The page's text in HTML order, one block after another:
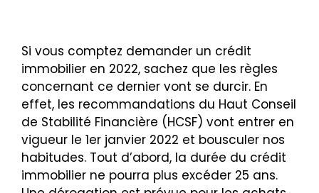
Si vous comptez demander un crédit
immobilier en 2022, sachez que les règles
concernant ce dernier vont se durcir. En
effet, les recommandations du Haut Conseil
de Stabilité Financière (HCSF) vont entrer en
vigueur le 1er janvier 2022 et bousculer nos
habitudes. Tout d’abord, la durée du crédit
immobilier ne pourra plus excéder 25 ans.